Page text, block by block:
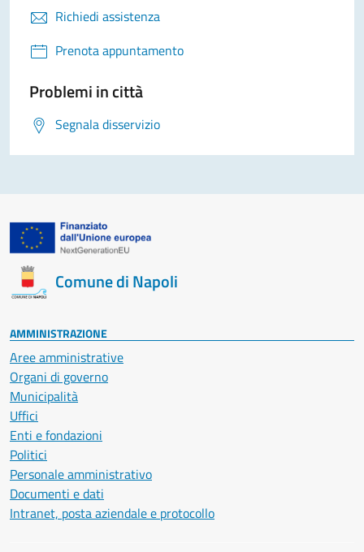
Richiedi assistenza
Prenota appuntamento
Problemi in città
Segnala disservizio
Comune di Napoli
AMMINISTRAZIONE
Aree amministrative
Organi di governo
Municipalità
Uffici
Enti e fondazioni
Politici
Personale amministrativo
Documenti e dati
Intranet, posta aziendale e protocollo